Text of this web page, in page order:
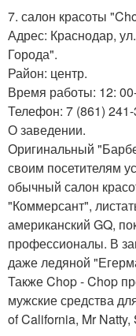
7. салон красоты
Адрес: Краснодар,
Города".
Район: центр.
Время работы: 12:
Телефон: 7 (861)
О заведении.
Оригинальный
своим посетителям
обычный салон
"Коммерсант",
американский GQ,
профессионалы. В
даже ледяной
Также Chop - Chop
мужские средства
of California, Mr Natty,